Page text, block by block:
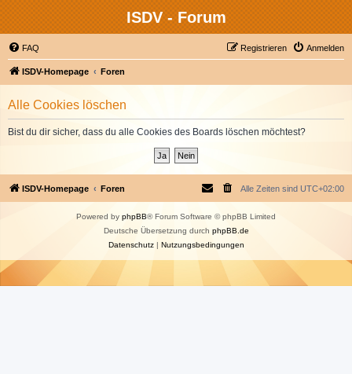
ISDV - Forum
FAQ Anmelden
Registrieren
ISDV-Homepage Foren
Alle Cookies löschen
Bist du dir sicher, dass du alle Cookies des Boards löschen möchtest?
ISDV-Homepage Foren Alle Zeiten sind UTC+02:00
Powered by phpBB® Forum Software © phpBB Limited
Deutsche Übersetzung durch phpBB.de
Datenschutz| Nutzungsbedingungen